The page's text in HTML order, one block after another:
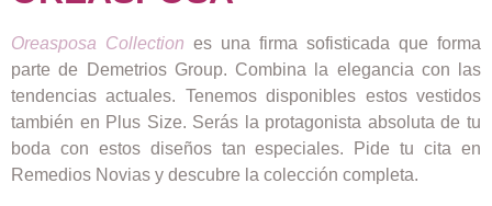
Oreasposa Collection es una firma sofisticada que forma
parte de Demetrios Group. Combina la elegancia con las
tendencias actuales. Tenemos disponibles estos vestidos
también en Plus Size. Serás la protagonista absoluta de tu
boda con estos diseños tan especiales. Pide tu cita en
Remedios Novias y descubre la colección completa.